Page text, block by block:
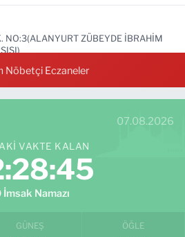
NO:3(ALANYURT ZÜBEYDE İBRAHİM
Yol Tarifi Al
Nöbetçi Eczaneler
07.08.2026
VAKTE KALAN
İmsak Namazı
GÜNEŞ ÖĞLE